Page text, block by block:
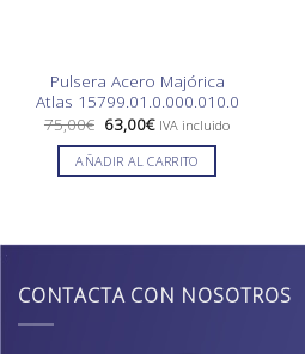
Pulsera Acero Majórica
Atlas 15799.01.0.000.010.0
75,00€ El
precio
original
era:
75,00€.
63,00€El
precio
actual
es:
63,00€.
IVA incluido
AÑADIR AL CARRITO
CONTACTA CON NOSOTROS